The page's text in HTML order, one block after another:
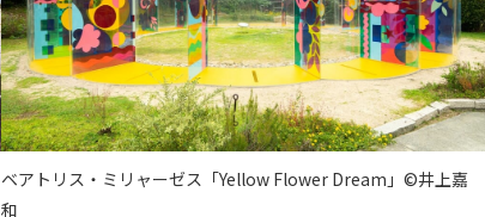
ベアトリス・ミリャーゼス「Yellow Flower Dream」©井上嘉
和